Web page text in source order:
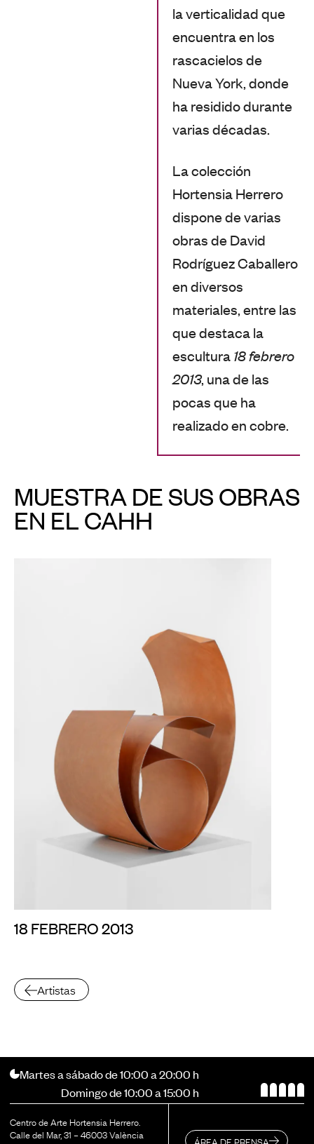
la verticalidad que
encuentra en los
rascacielos de
Nueva York, donde
ha residido durante
varias décadas.
La colección
Hortensia Herrero
dispone de varias
obras de David
Rodríguez Caballero
en diversos
materiales, entre las
que destaca la
escultura18 febrero
2013, una de las
pocas que ha
realizado en cobre.
MUESTRA DE SUS OBRAS
EN EL CAHH
18 FEBRERO 2013
Artistas
Martes a sábado de 10:00 a 20:00 h
Domingo de 10:00 a 15:00 h
Centro de Arte Hortensia Herrero.
Calle del Mar, 31 – 46003 València
ÁREA DE PRENSA